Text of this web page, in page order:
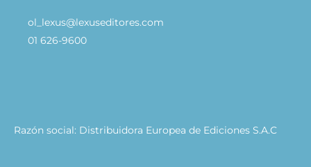
ol_lexus@lexuseditores.com
01 626-9600
Razón social: Distribuidora Europea de Ediciones S.A.C